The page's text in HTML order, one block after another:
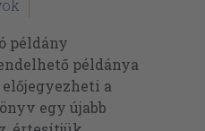
példány
példánya
a
egy újabb